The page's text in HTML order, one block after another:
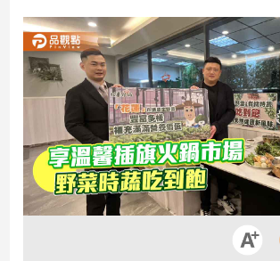
產
經/
股
市
產
品